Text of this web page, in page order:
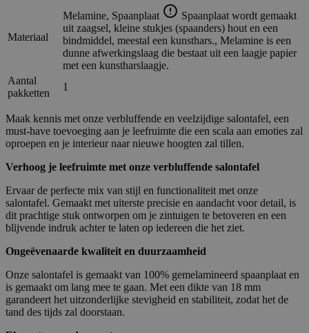
Materiaal
Melamine, Spaanplaat
Spaanplaat wordt gemaakt
uit zaagsel, kleine stukjes (spaanders) hout en een
bindmiddel, meestal een kunsthars., Melamine is een
dunne afwerkingslaag die bestaat uit een laagje papier
met een kunstharslaagje.
Aantal
pakketten
1
Maak kennis met onze verbluffende en veelzijdige salontafel, een
must-have toevoeging aan je leefruimte die een scala aan emoties zal
oproepen en je interieur naar nieuwe hoogten zal tillen.
Verhoog je leefruimte met onze verbluffende salontafel
Ervaar de perfecte mix van stijl en functionaliteit met onze
salontafel. Gemaakt met uiterste precisie en aandacht voor detail, is
dit prachtige stuk ontworpen om je zintuigen te betoveren en een
blijvende indruk achter te laten op iedereen die het ziet.
Ongeëvenaarde kwaliteit en duurzaamheid
Onze salontafel is gemaakt van 100% gemelamineerd spaanplaat en
is gemaakt om lang mee te gaan. Met een dikte van 18 mm
garandeert het uitzonderlijke stevigheid en stabiliteit, zodat het de
tand des tijds zal doorstaan.